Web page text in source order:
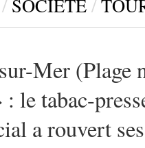
/ SOCIÉTÉ /
Mer (Plage
le tabac-
a rouvert